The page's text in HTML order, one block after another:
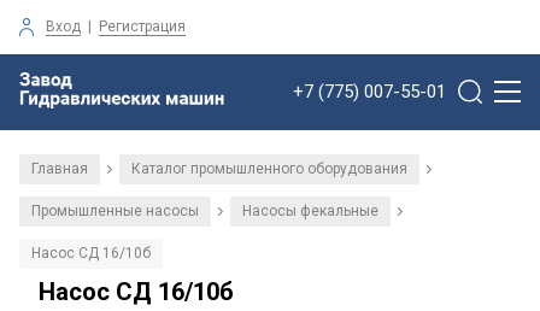
Вход | Регистрация
+7 (775) 007-55-01
Главная / Каталог промышленного оборудования /
Промышленные насосы / Насосы фекальные /
Насос СД 16/10б
Насос СД 16/10б